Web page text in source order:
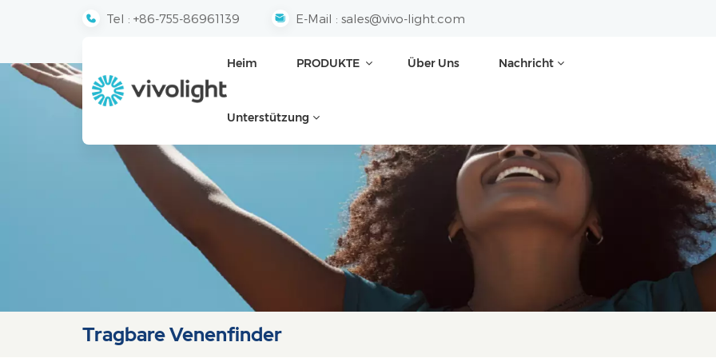
Tel : +86-755-86961139 E-Mail : sales@vivo-light.com
Heim PRODUKTE Über Uns Nachricht
Unterstützung
Tragbare Venenfinder